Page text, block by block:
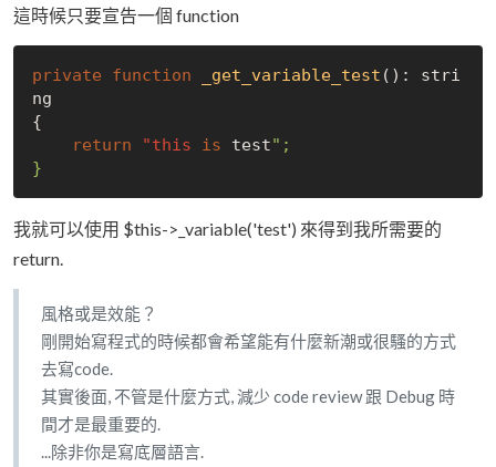
這時候只要宣告一個 function
private function _get_variable_test (): stri
ng
{
return
"this is test";
我就可以使用 $this->_variable('test') 來得到我所需要的
return.
風格或是效能？
剛開始寫程式的時候都會希望能有什麼新潮或很騷的方式
去寫code.
其實後面, 不管是什麼方式, 減少 code review 跟 Debug 時
間才是最重要的.
...除非你是寫底層語言.